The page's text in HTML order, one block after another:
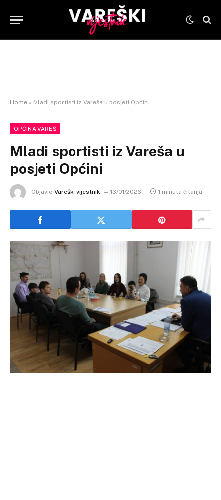
Home » Mladi sportisti iz Vareša u posjeti Općini
OPĆINA VAREŠ
Mladi sportisti iz Vareša u
posjeti Općini
Objavio Vareški vijestnik 13/01/2026 1 minuta čitanja